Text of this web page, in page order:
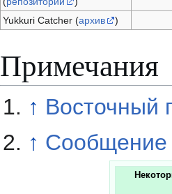
Yukkuri Catcher (архив )
Примечания
↑ Восточный
↑ Сообщение